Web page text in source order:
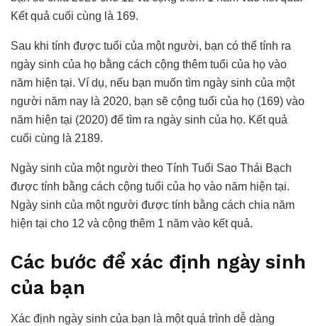
Kết quả cuối cùng là 169.
Sau khi tính được tuổi của một người, bạn có thể tính ra
ngày sinh của họ bằng cách cộng thêm tuổi của họ vào
năm hiện tại. Ví dụ, nếu bạn muốn tìm ngày sinh của một
người năm nay là 2020, bạn sẽ cộng tuổi của họ (169) vào
năm hiện tại (2020) để tìm ra ngày sinh của họ. Kết quả
cuối cùng là 2189.
Ngày sinh của một người theo Tính Tuổi Sao Thái Bạch
được tính bằng cách cộng tuổi của họ vào năm hiện tại.
Ngày sinh của một người được tính bằng cách chia năm
hiện tại cho 12 và cộng thêm 1 năm vào kết quả.
Các bước để xác định ngày sinh
của bạn
Xác định ngày sinh của bạn là một quá trình dễ dàng